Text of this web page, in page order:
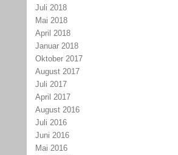
Juli 2018
Mai 2018
April 2018
Januar 2018
Oktober 2017
August 2017
Juli 2017
April 2017
August 2016
Juli 2016
Juni 2016
Mai 2016